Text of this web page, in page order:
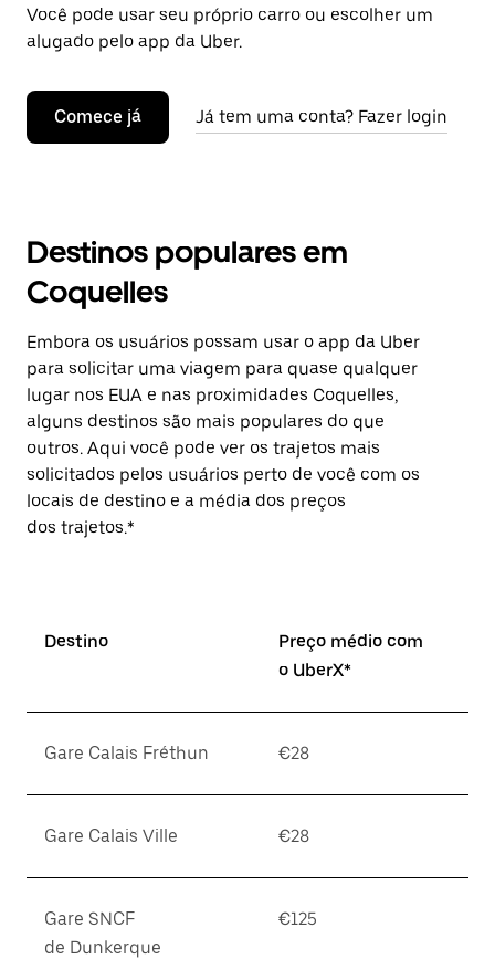
Você pode usar seu próprio carro ou escolher um
alugado pelo app da Uber.
Comece já Já tem uma conta? Fazer login
Destinos populares em
Coquelles
Embora os usuários possam usar o app da Uber
para solicitar uma viagem para quase qualquer
lugar nos EUA e nas proximidades Coquelles,
alguns destinos são mais populares do que
outros. Aqui você pode ver os trajetos mais
solicitados pelos usuários perto de você com os
locais de destino e a média dos preços
dos trajetos.*
Destino
Preço médio com
o UberX*
Gare Calais Fréthun €28
Gare Calais Ville €28
Gare SNCF
de Dunkerque
€125